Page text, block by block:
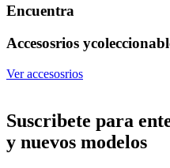
Encuentra
Accesosrios y
Ver accesosrios
Suscribete para
y nuevos modelos